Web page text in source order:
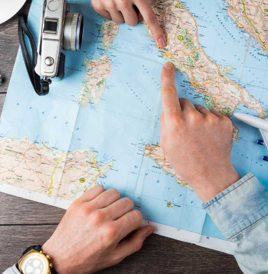
Veranstaltungen. Online
Beratung
Interessante Termine, Reiseabende
und live Beratungen